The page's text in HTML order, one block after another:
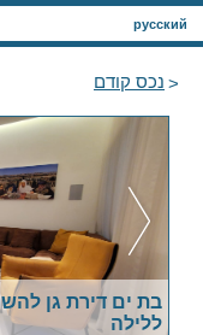
русский
נכס קודם
ללילה